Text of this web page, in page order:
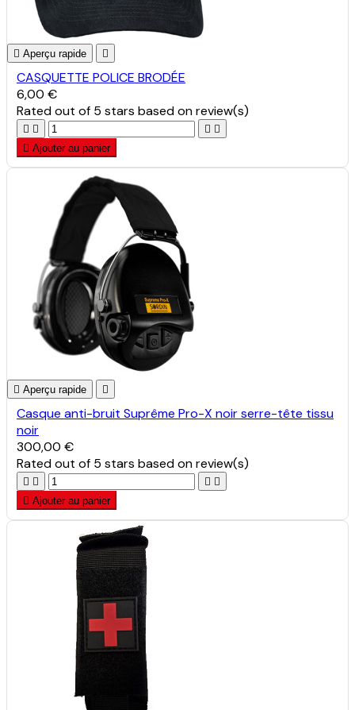
 Aperçu rapide 
CASQUETTE POLICE BRODÉE
6,00 €
Ratedout of 5 stars based onreview(s)
   
 Ajouter au panier
 Aperçu rapide 
Casque anti-bruit Suprême Pro-X noir serre-tête tissu
noir
300,00 €
Ratedout of 5 stars based onreview(s)
   
 Ajouter au panier